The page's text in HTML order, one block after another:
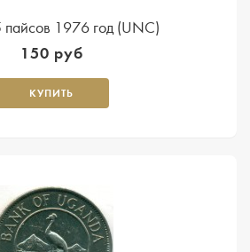
1976 год (UNC)
150 руб
КУПИТЬ